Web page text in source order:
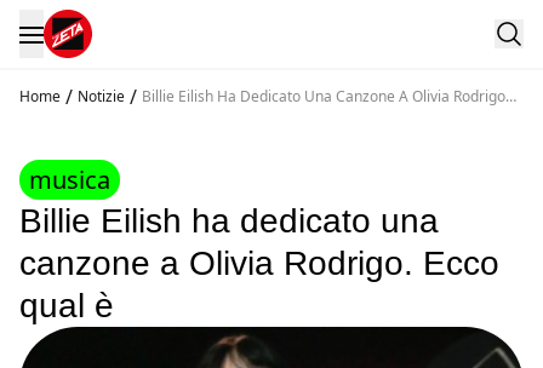
Home / Notizie / Billie Eilish Ha Dedicato Una Canzone A Olivia Rodrigo
musica
Billie Eilish ha dedicato una
canzone a Olivia Rodrigo. Ecco
qual è